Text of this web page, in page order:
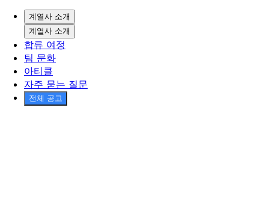
계열사 소개
계열사 소개
합류 여정
팀 문화
아티클
자주 묻는 질문
전체 공고